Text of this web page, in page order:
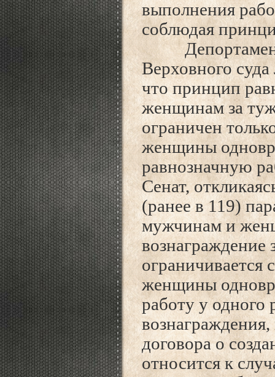
выполнения
соблюдая
Депортамент
Верховного
что принцип
женщинам за
ограничен
женщины
равнозначную
Сенат,
(ранее в 119)
мужчинам и
вознаграждение
женщины
работу у одного
договора о
относится к